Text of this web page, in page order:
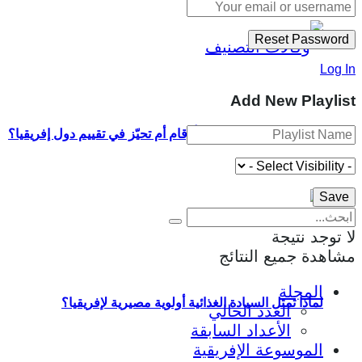
وكالات التصنيف الثلاث: أرقام أم تحيّز في تقييم دول إفريقيا؟
لماذا تمثل السيادة الغذائية أولوية مصيرية لإفريقيا؟
Log In
Add New Playlist
لا توجد نتيجة
مشاهدة جميع النتائج
المجلة
العدد الحالي
الأعداد السابقة
الموسوعة الإفريقية